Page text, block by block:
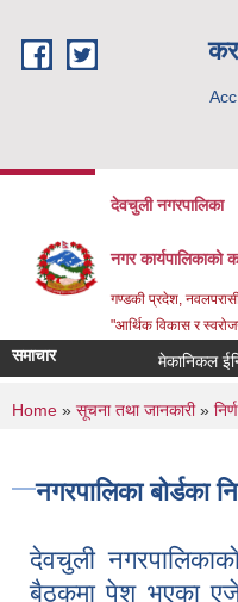
कर
देवचुली नगरपालिका
नगर कार्यपालिकाको
गण्डकी प्रदेश,
"आर्थिक विकास र
समाचार मेकानिकल
You are here
Home » सूचना तथा जानकारी»
नगरपालिका बोर्डका
देवचुली
बैठकमा पेश भएका